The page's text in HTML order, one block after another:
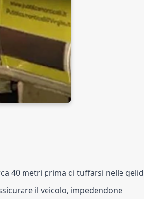
40 metri prima di tuffarsi nelle
il veicolo, impedendone